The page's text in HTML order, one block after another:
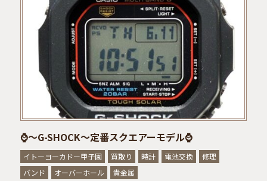
⌚～G-SHOCK～定番スクエアーモデル⌚
イトーヨーカドー甲子園 買取り 時計 電池交換
修理
バンド
オーバーホール
貴金属